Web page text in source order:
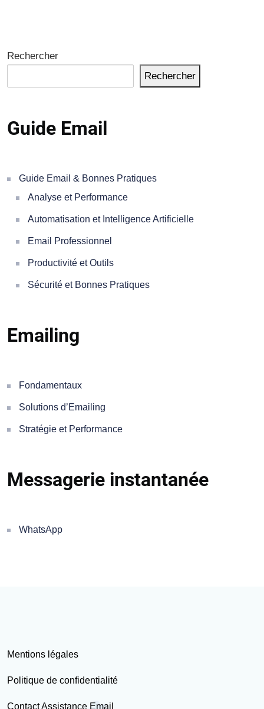
Rechercher
Rechercher
Guide Email
Guide Email & Bonnes Pratiques
Analyse et Performance
Automatisation et Intelligence Artificielle
Email Professionnel
Productivité et Outils
Sécurité et Bonnes Pratiques
Emailing
Fondamentaux
Solutions d’Emailing
Stratégie et Performance
Messagerie instantanée
WhatsApp
Mentions légales
Politique de confidentialité
Contact Assistance Email